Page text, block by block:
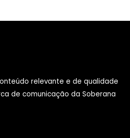
relevante e de qualidade
de comunicação da Soberana